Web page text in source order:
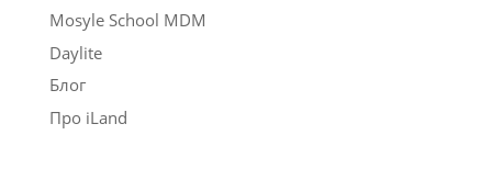
Mosyle School MDM
Daylite
Блог
Про iLand